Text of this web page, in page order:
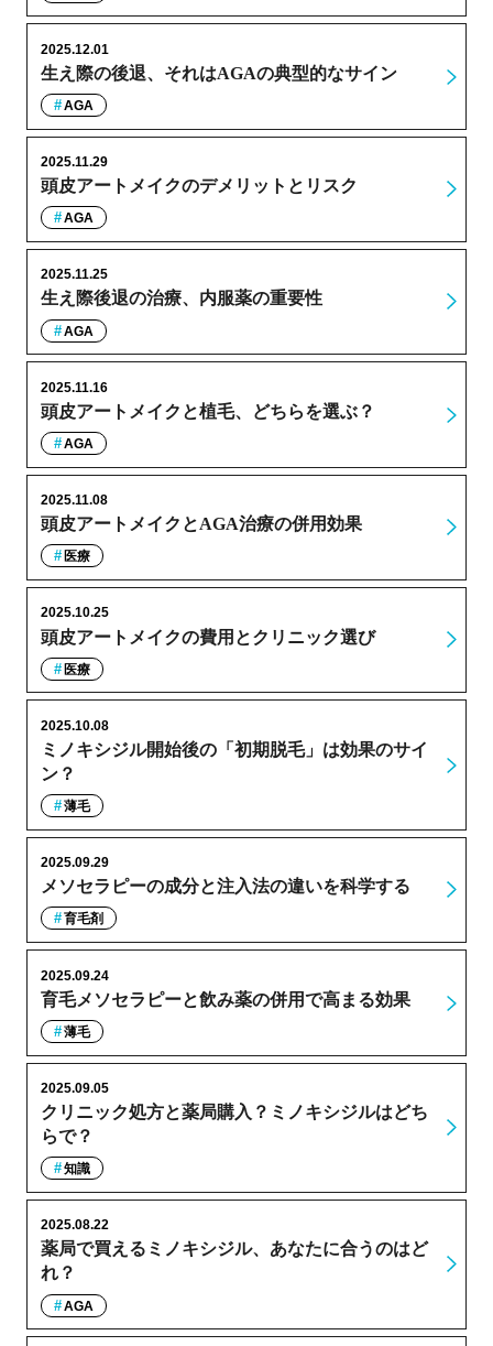
生え際の後退、それはAGAの典型的なサイン
2025.12.01
AGA
頭皮アートメイクのデメリットとリスク
2025.11.29
AGA
生え際後退の治療、内服薬の重要性
2025.11.25
AGA
頭皮アートメイクと植毛、どちらを選ぶ？
2025.11.16
AGA
頭皮アートメイクとAGA治療の併用効果
2025.11.08
医療
頭皮アートメイクの費用とクリニック選び
2025.10.25
医療
ミノキシジル開始後の「初期脱毛」は効果のサイ
ン？
2025.10.08
薄毛
メソセラピーの成分と注入法の違いを科学する
2025.09.29
育毛剤
育毛メソセラピーと飲み薬の併用で高まる効果
2025.09.24
薄毛
クリニック処方と薬局購入？ミノキシジルはどち
らで？
2025.09.05
知識
薬局で買えるミノキシジル、あなたに合うのはど
れ？
2025.08.22
AGA